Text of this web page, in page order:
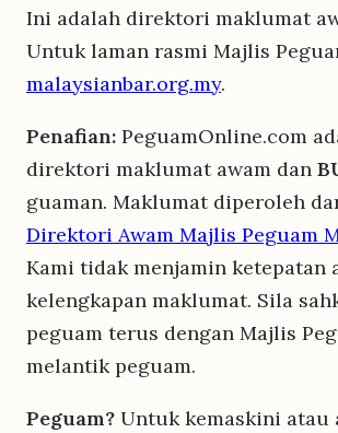
Ini adalah direktori maklumat
Untuk laman rasmi Majlis
malaysianbar.org.my.
Penafian: PeguamOnline.com
direktori maklumat awam dan
guaman. Maklumat diperoleh
Direktori Awam Majlis Peguam
Kami tidak menjamin ketepatan
kelengkapan maklumat. Sila
peguam terus dengan Majlis
melantik peguam.
Peguam? Untuk kemaskini atau